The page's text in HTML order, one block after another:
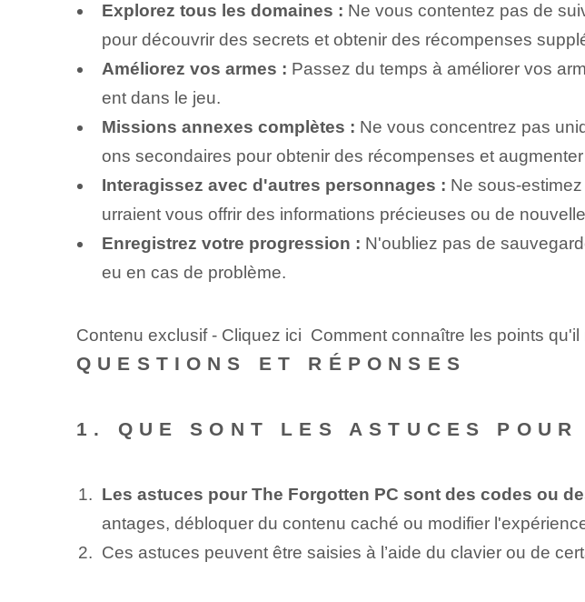
Explorez tous les domaines : Ne vous contentez pas de
pour découvrir des secrets et obtenir des récompenses
Améliorez vos armes : Passez du temps à améliorer vos
ent dans le jeu.
Missions annexes complètes : Ne vous concentrez pas
ons secondaires pour obtenir des récompenses et
Interagissez avec d'autres personnages : Ne sous-
urraient vous offrir des informations précieuses ou de
Enregistrez votre progression : N'oubliez pas de
eu en cas de problème.
Contenu exclusif - Cliquez ici Comment connaître les points qu'il
QUESTIONS ET RÉPONSES
1. QUE SONT LES ASTUCES
Les astuces pour The Forgotten PC sont des codes ou
antages, débloquer du contenu caché ou modifier
Ces astuces peuvent être saisies à l’aide du clavier ou de